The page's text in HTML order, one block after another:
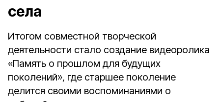
села
Итогом совместной творческой
деятельности стало создание видеоролика
«Память о прошлом для будущих
поколений», где старшее поколение
делится своими воспоминаниями о